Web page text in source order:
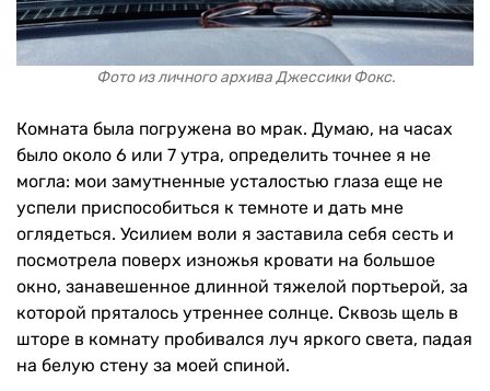
Фото из личного архива Джессики Фокс.
Комната была погружена во мрак. Думаю, на часах
было около 6 или 7 утра, определить точнее я не
могла: мои замутненные усталостью глаза еще не
успели приспособиться к темноте и дать мне
оглядеться. Усилием воли я заставила себя сесть и
посмотрела поверх изножья кровати на большое
окно, занавешенное длинной тяжелой портьерой, за
которой пряталось утреннее солнце. Сквозь щель в
шторе в комнату пробивался луч яркого света, падая
на белую стену за моей спиной.